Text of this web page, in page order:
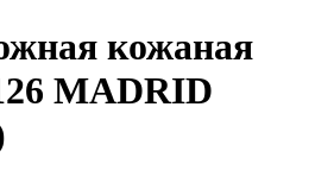
кожаная
MADRID